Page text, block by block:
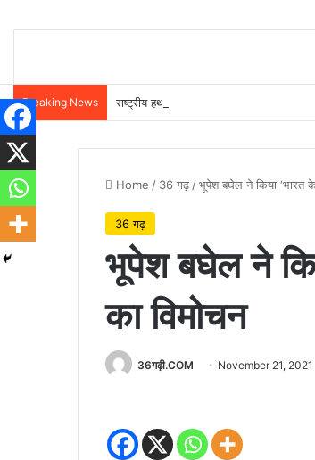
Breaking News राष्ट्रीय हथकरघा दिवस पर वित्त मंत्री ओपी
Home / 36 गढ़ /भूपेश बघेल ने किया ‘भारत के
36 गढ़
भूपेश बघेल ने
का विमोचन
36गढ़ी.COM November 21, 2021